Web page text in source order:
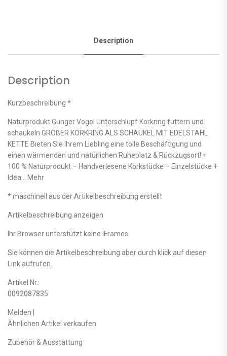
Description
Description
Kurzbeschreibung *
Naturprodukt Gunger Vogel Unterschlupf Korkring futtern und
schaukeln GROßER KORKRING ALS SCHAUKEL MIT EDELSTAHL
KETTE Bieten Sie Ihrem Liebling eine tolle Beschäftigung und
einen wärmenden und natürlichen Ruheplatz & Rückzugsort! +
100 % Naturprodukt – Handverlesene Korkstücke – Einzelstücke +
Idea… Mehr
* maschinell aus der Artikelbeschreibung erstellt
Artikelbeschreibung anzeigen
Ihr Browser unterstützt keine IFrames.
Sie können die Artikelbeschreibung aber durch klick auf diesen
Link aufrufen.
Artikel Nr.:
0092087835
Melden |
Ähnlichen Artikel verkaufen
Zubehör & Ausstattung